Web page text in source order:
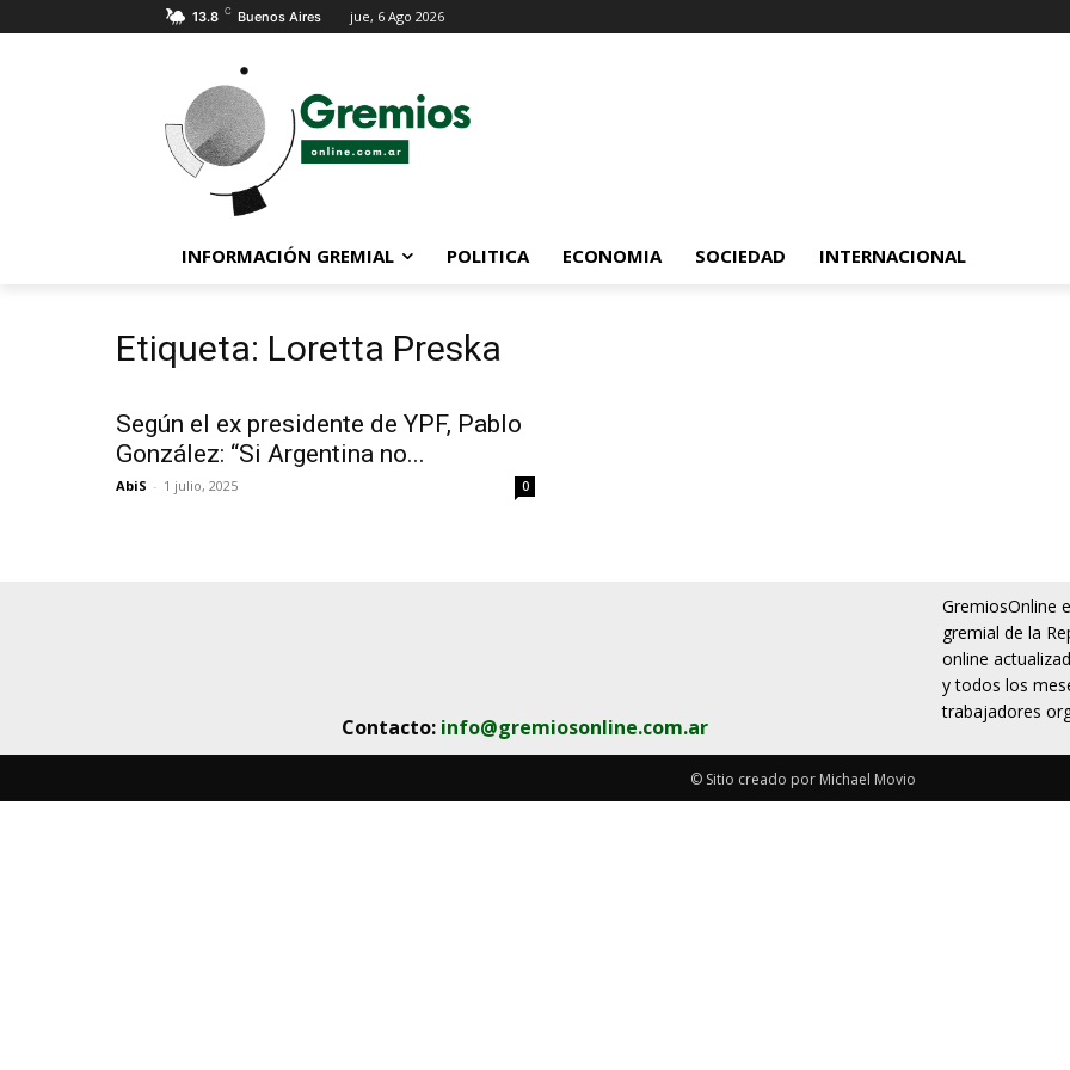
13.8 C Buenos Aires jue, 6 Ago 2026
INFORMACIÓN GREMIAL POLITICA ECONOMIA SOCIEDAD INTERNACIONAL
Etiqueta: Loretta Preska
Según el ex presidente de YPF, Pablo
González: “Si Argentina no...
AbiS - 1 julio, 2025 0
Contacto: info@gremiosonline.com.ar
GremiosOnline
gremial de la
online
y todos los
trabajadores
© Sitio creado por Michael Movio